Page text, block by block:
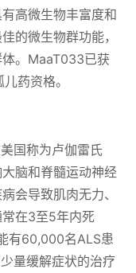
高微生物丰富度和
的微生物群功能，
。MaaT033已获
药资格。
国称为卢伽雷氏
脑和脊髓运动神经
会导致肌肉无力、
在3至5年内死
有60,000名ALS患
量缓解症状的治疗